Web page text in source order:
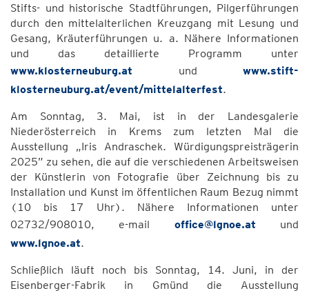
Stifts- und historische Stadtführungen, Pilgerführungen
durch den mittelalterlichen Kreuzgang mit Lesung und
Gesang, Kräuterführungen u. a. Nähere Informationen
und das detaillierte Programm unter
www.klosterneuburg.at und www.stift-
klosterneuburg.at/event/mittelalterfest.
Am Sonntag, 3. Mai, ist in der Landesgalerie
Niederösterreich in Krems zum letzten Mal die
Ausstellung „Iris Andraschek. Würdigungspreisträgerin
2025” zu sehen, die auf die verschiedenen Arbeitsweisen
der Künstlerin von Fotografie über Zeichnung bis zu
Installation und Kunst im öffentlichen Raum Bezug nimmt
(10 bis 17 Uhr). Nähere Informationen unter
02732/908010, e-mail office@lgnoe.at und
www.lgnoe.at.
Schließlich läuft noch bis Sonntag, 14. Juni, in der
Eisenberger-Fabrik in Gmünd die Ausstellung